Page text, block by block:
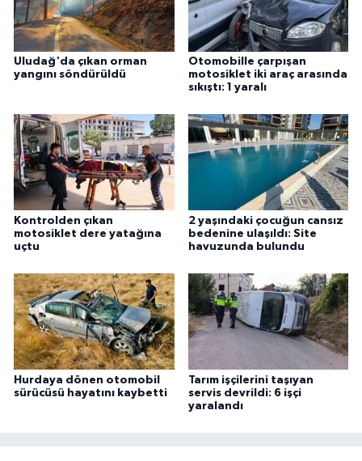
Uludağ'da çıkan orman
yangını söndürüldü
Otomobille çarpışan
motosiklet iki araç arasında
sıkıştı: 1 yaralı
Kontrolden çıkan
motosiklet dere yatağına
uçtu
2 yaşındaki çocuğun cansız
bedenine ulaşıldı: Site
havuzunda bulundu
Hurdaya dönen otomobil
sürücüsü hayatını kaybetti
Tarım işçilerini taşıyan
servis devrildi: 6 işçi
yaralandı